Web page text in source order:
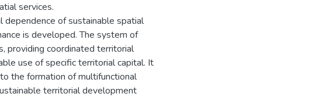
services.
of sustainable spatial
is developed. The system of
providing coordinated territorial
use of specific territorial capital. It
the formation of multifunctional
territorial development